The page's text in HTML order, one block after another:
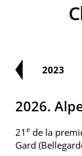
2023
2026.
21 e de la
Gard